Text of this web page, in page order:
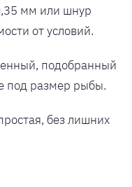
мм или шнур
от условий.
подобранный
под размер рыбы.
без лишних